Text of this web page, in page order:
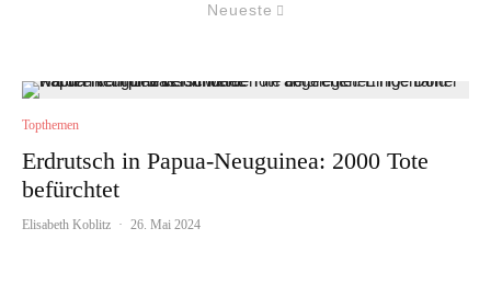
Neueste
Topthemen
Erdrutsch in Papua-Neuguinea: 2000 Tote
befürchtet
Elisabeth Koblitz · 26. Mai 2024